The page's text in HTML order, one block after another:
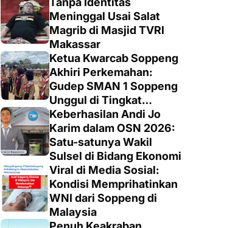
Meninggal Usai Salat
Magrib di Masjid TVRI
Makassar
Ketua Kwarcab Soppeng
Akhiri Perkemahan:
Gudep SMAN 1 Soppeng
Unggul di Tingkat
Penegak
Keberhasilan Andi Jo
Karim dalam OSN 2026:
Satu-satunya Wakil
Sulsel di Bidang Ekonomi
Viral di Media Sosial:
Kondisi Memprihatinkan
WNI dari Soppeng di
Malaysia